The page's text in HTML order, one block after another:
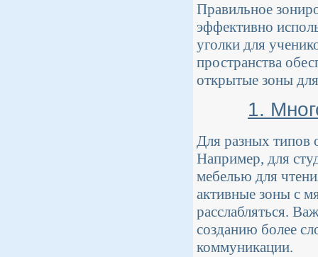
Правильное
эффективно
уголки для
пространства
открытые зоны
1.
Для разных типов
Например, для
мебелью для
активные зоны с
расслабляться.
созданию более
коммуникации.